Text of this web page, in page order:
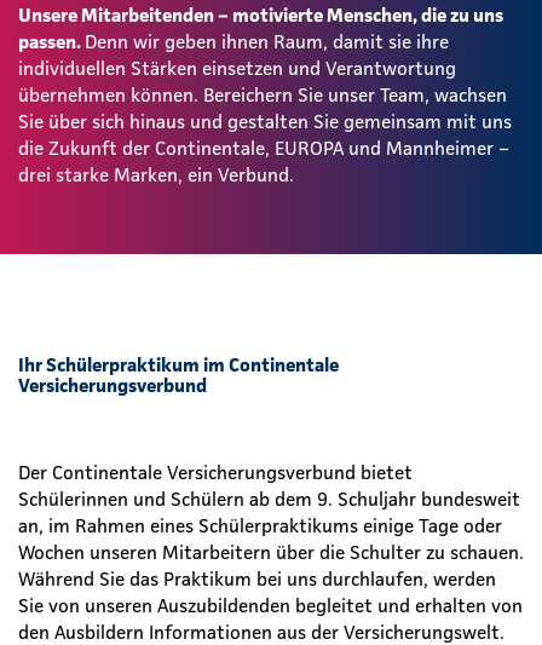
Unsere Mitarbeitenden – motivierte Menschen, die zu uns
passen. Denn wir geben ihnen Raum, damit sie ihre
individuellen Stärken einsetzen und Verantwortung
übernehmen können. Bereichern Sie unser Team, wachsen
Sie über sich hinaus und gestalten Sie gemeinsam mit uns
die Zukunft der Continentale, EUROPA und Mannheimer –
drei starke Marken, ein Verbund.
Ihr Schülerpraktikum im Continentale
Versicherungsverbund
Der Continentale Versicherungsverbund bietet
Schülerinnen und Schülern ab dem 9. Schuljahr bundesweit
an, im Rahmen eines Schülerpraktikums einige Tage oder
Wochen unseren Mitarbeitern über die Schulter zu schauen.
Während Sie das Praktikum bei uns durchlaufen, werden
Sie von unseren Auszubildenden begleitet und erhalten von
den Ausbildern Informationen aus der Versicherungswelt.